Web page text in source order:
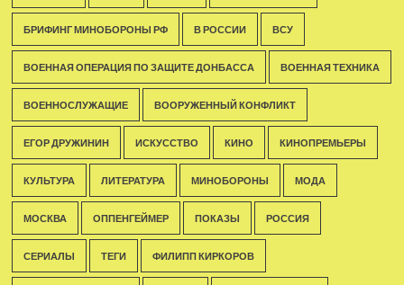
БРИФИНГ МИНОБОРОНЫ РФ В РОССИИ ВСУ
ВОЕННАЯ ОПЕРАЦИЯ ПО ЗАЩИТЕ ДОНБАССА ВОЕННАЯ ТЕХНИКА
ВОЕННОСЛУЖАЩИЕ ВООРУЖЕННЫЙ КОНФЛИКТ
ЕГОР ДРУЖИНИН ИСКУССТВО КИНО КИНОПРЕМЬЕРЫ
КУЛЬТУРА ЛИТЕРАТУРА МИНОБОРОНЫ МОДА
МОСКВА ОППЕНГЕЙМЕР ПОКАЗЫ РОССИЯ
СЕРИАЛЫ ТЕГИ ФИЛИПП КИРКОРОВ